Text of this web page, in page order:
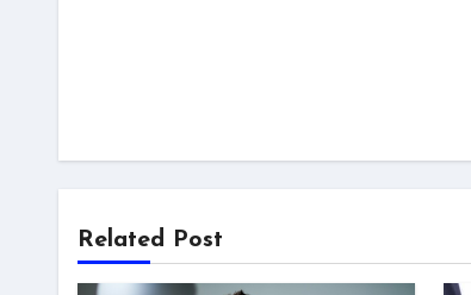
Related Post